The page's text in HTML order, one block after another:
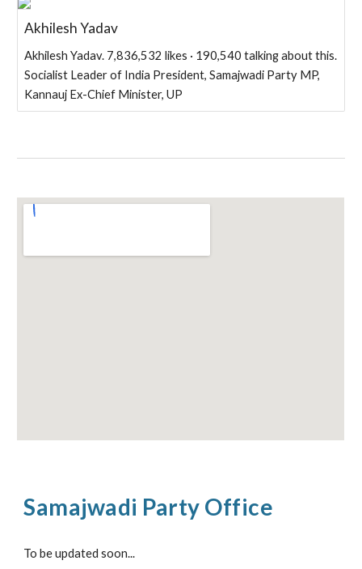
Akhilesh Yadav
Akhilesh Yadav. 7,836,532 likes · 190,540 talking about this.
Socialist Leader of India President, Samajwadi Party MP,
Kannauj Ex-Chief Minister, UP
Samajwadi Party Office
To be updated soon...